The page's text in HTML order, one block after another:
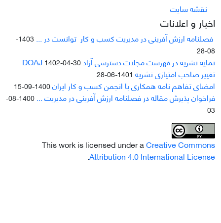
نقشه سایت
اخبار و اعلانات
فصلنامه ارزش آفرینی در مدیریت کسب و کار توانست در ...
1403-
08-28
نمایه نشریه در فهرست مجلات دسترسی آزاد DOAJ1402-04-30
تغییر صاحب امتیازی نشریه 1401-06-28
امضای تفاهم نامه همکاری با انجمن کسب و کار ایران1400-09-15
فراخوان پذیرش مقاله در فصلنامه ارزش آفرینی در مدیریت ...
1400-08-
03
This work is licensed under aCreative Commons
Attribution 4.0 International License
.